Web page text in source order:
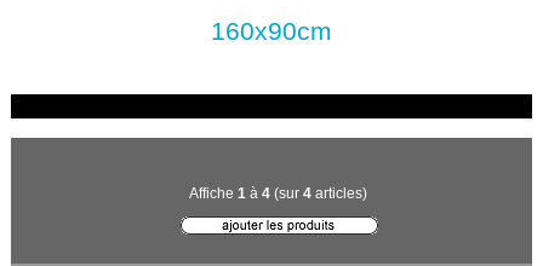
160x90cm
Affiche 1 à 4(sur 4articles)